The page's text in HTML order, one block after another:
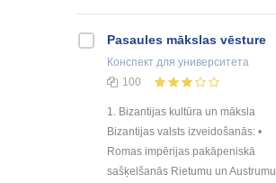
Pasaules mākslas vēsture
Конспект для университета
100
1. Bizantijas kultūra un māksla
Bizantijas valsts izveidošanās: •
Romas impērijas pakāpeniskā
sašķelšanās Rietumu un Austrumu